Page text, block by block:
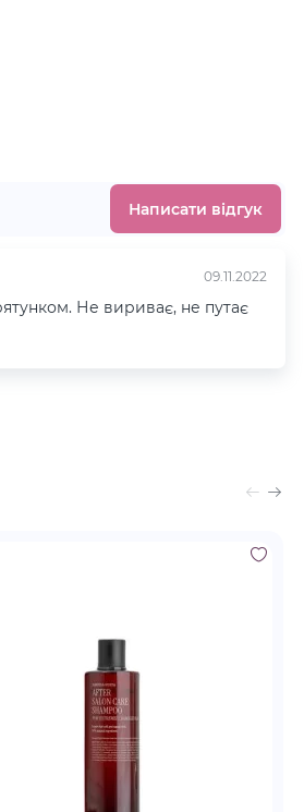
Написати відгук
09.11.2022
Не вириває, не путає